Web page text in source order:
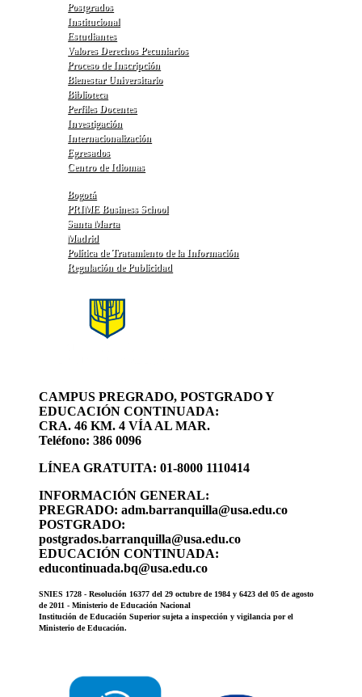
Postgrados
Institucional
Estudiantes
Valores Derechos Pecuniarios
Proceso de Inscripción
Bienestar Universitario
Biblioteca
Perfiles Docentes
Investigación
Internacionalización
Egresados
Centro de Idiomas
Bogotá
PRIME Business School
Santa Marta
Madrid
Política de Tratamiento de la Información
Regulación de Publicidad
CAMPUS PREGRADO, POSTGRADO Y
EDUCACIÓN CONTINUADA:
CRA. 46 KM. 4 VÍA AL MAR.
Teléfono: 386 0096
LÍNEA GRATUITA: 01-8000 1110414
INFORMACIÓN GENERAL:
PREGRADO: adm.barranquilla@usa.edu.co
POSTGRADO:
postgrados.barranquilla@usa.edu.co
EDUCACIÓN CONTINUADA:
educontinuada.bq@usa.edu.co
SNIES 1728 - Resolución 16377 del 29 octubre de 1984 y 6423 del 05 de agosto
de 2011 - Ministerio de Educación Nacional
Institución de Educación Superior sujeta a inspección y vigilancia por el
Ministerio de Educación.